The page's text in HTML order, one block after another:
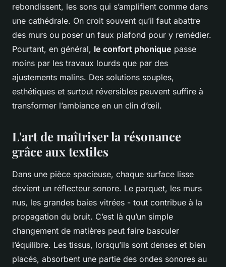
rebondissent, les sons qui s’amplifient comme dans
une cathédrale. On croit souvent qu’il faut abattre
des murs ou poser un faux plafond pour y remédier.
Pourtant, en général, le confort phonique passe
moins par les travaux lourds que par des
ajustements malins. Des solutions souples,
esthétiques et surtout réversibles peuvent suffire à
transformer l’ambiance en un clin d’œil.
L'art de maîtriser la résonance
grâce aux textiles
Dans une pièce spacieuse, chaque surface lisse
devient un réflecteur sonore. Le parquet, les murs
nus, les grandes baies vitrées - tout contribue à la
propagation du bruit. C’est là qu’un simple
changement de matières peut faire basculer
l’équilibre. Les tissus, lorsqu’ils sont denses et bien
placés, absorbent une partie des ondes sonores au